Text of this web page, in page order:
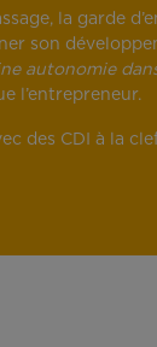
la garde
son
autonomie
l’entrepreneur.
des CDI à la